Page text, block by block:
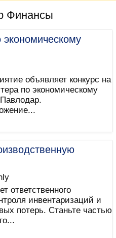
Финансы
объявляет конкурс на
по экономическому
ответственного
инвентаризаций и
потерь. Станьте частью